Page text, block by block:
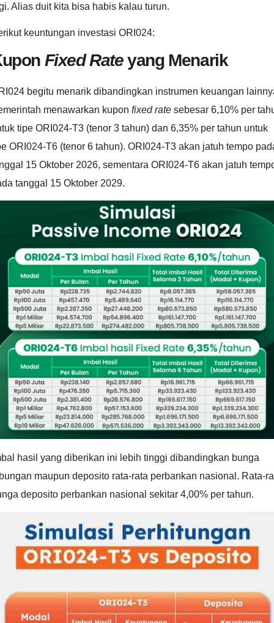
Alias duit kita bisa habis kalau turun.
keuntungan investasi ORI024:
Fixed Rateyang Menarik
begitu menarik dibandingkan instrumen keuangan
menawarkan kupon fixed rate sebesar 6,10% per
tipe ORI024-T3 (tenor 3 tahun) dan 6,35% per tahun untuk
ORI024-T6 (tenor 6 tahun). ORI024-T3 akan jatuh tempo
15 Oktober 2026, sementara ORI024-T6 akan jatuh
tanggal 15 Oktober 2029.
hasil yang diberikan ini lebih tinggi dibandingkan bunga
maupun deposito rata-rata perbankan nasional. Rata-
deposito perbankan nasional sekitar 4,00% per tahun.